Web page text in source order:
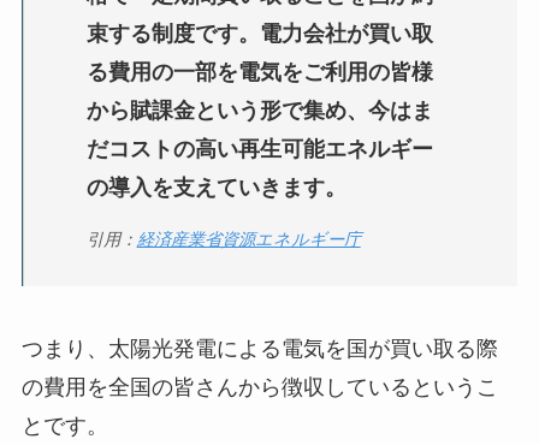
束する制度です。電力会社が買い取
る費用の一部を電気をご利用の皆様
から賦課金という形で集め、今はま
だコストの高い再生可能エネルギー
の導入を支えていきます。
引用： 経済産業省資源エネルギー庁
つまり、太陽光発電による電気を国が買い取る際
の費用を全国の皆さんから徴収しているというこ
とです。